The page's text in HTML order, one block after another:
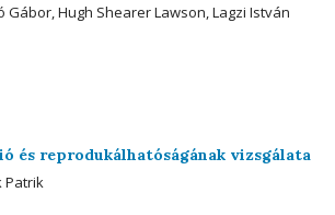
Gábor, Hugh Shearer Lawson, Lagzi István
és reprodukálhatóságának vizsgálata
Patrik